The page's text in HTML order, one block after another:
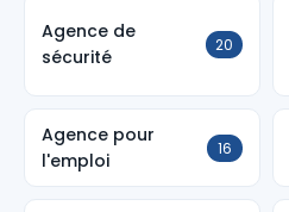
Agence de
sécurité
20
Agence pour
l'emploi
16